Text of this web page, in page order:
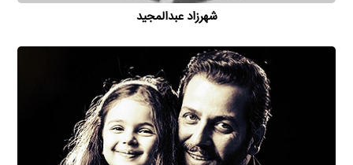
شهرزاد عبدالمجید